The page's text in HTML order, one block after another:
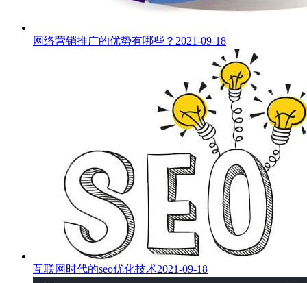
网络营销推广的优势有哪些？ 2021-09-18
互联网时代的seo优化技术2021-09-18